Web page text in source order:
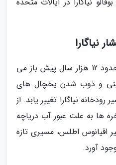
نیاگارا
شکل گیری آبشار نیاگارا به حدود 12 هزار سال پیش باز می
و ذوب شدن یخچال های
نیاگارا تغییر یابد. از
ها به علت عبور آب دریاچه
اقیانوس اطلس، مسیری تازه
وجود آورد.